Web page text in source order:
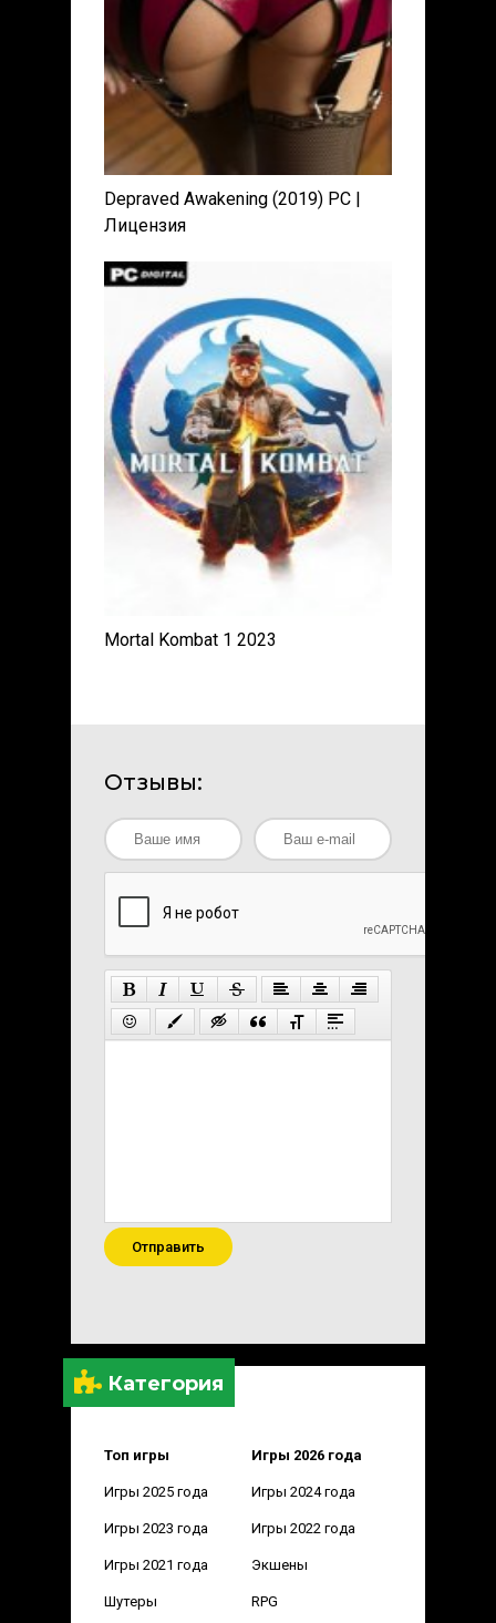
Категория
Топ игры Игры 2026 года
Игры 2025 года Игры 2024 года
Игры 2023 года Игры 2022 года
Игры 2021 года Экшены
Шутеры RPG
Depraved Awakening (2019) PC |
Лицензия
Mortal Kombat 1 2023
Отзывы:
Отправить